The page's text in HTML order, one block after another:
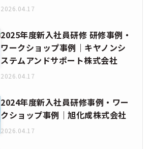
2026.04.17
2025年度新入社員研修 研修事例・
ワークショップ事例｜キヤノンシ
ステムアンドサポート株式会社
2026.04.17
2024年度新入社員研修事例・ワー
クショップ事例｜旭化成株式会社
2026.04.17